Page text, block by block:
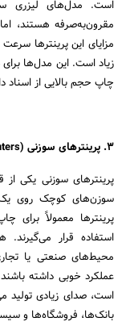
است. مدل‌های لیزری
مقرون‌به‌صرفه هستند،
مزایای این پرینترها
زیاد است. این مدل‌ها برای
چاپ حجم بالایی از اسناد
3. پرینترهای سوزنی (Dot Matrix Printers)
پرینترهای سوزنی یکی از
سوزن‌های کوچک روی یک
پرینترها معمولاً برای
استفاده قرار
محیط‌های صنعتی یا
عملکرد خوبی داشته
است، صدای زیادی تولید
بانک‌ها، فروشگاه‌ها و